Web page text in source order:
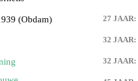
(Obdam) 27 JAAR:
32 JAAR:
32 JAAR: